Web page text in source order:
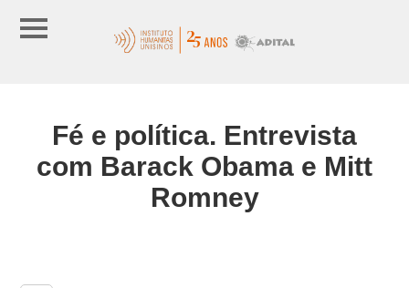
Fé e política. Entrevista
com Barack Obama e Mitt
Romney